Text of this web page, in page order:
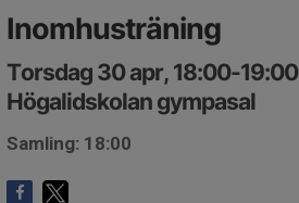
Inomhusträning
Torsdag 30 apr, 18:00-19:00
Högalidskolan gympasal
Samling: 18:00